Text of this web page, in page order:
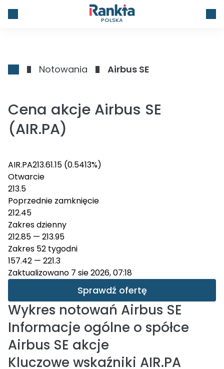
POLSKA
Notowania Airbus SE
Cena akcje Airbus SE
(AIR.PA)
AIR.PA213.61.15 (0.5413%)
Otwarcie
213.5
Poprzednie zamknięcie
212.45
Zakres dzienny
212.85 — 213.95
Zakres 52 tygodni
157.42 — 221.3
Zaktualizowano 7 sie 2026, 07:18
Sprawdź ofertę
Wykres notowań Airbus SE
Informacje ogólne o spółce
Airbus SE akcje
Kluczowe wskaźniki AIR.PA